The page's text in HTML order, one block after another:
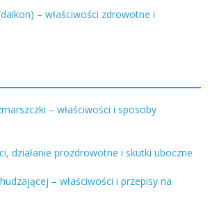
– właściwości zdrowotne i
– właściwości i sposoby
działanie prozdrowotne i skutki uboczne
– właściwości i przepisy na